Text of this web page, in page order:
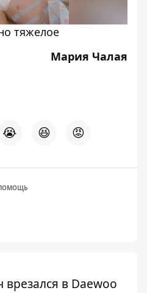
тяжелое
Мария Чалая
😭 😆 😡
в Daewoo